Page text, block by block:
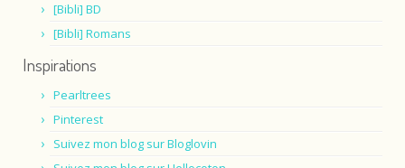
[Bibli] BD
[Bibli] Romans
Inspirations
Pearltrees
Pinterest
Suivez mon blog sur Bloglovin